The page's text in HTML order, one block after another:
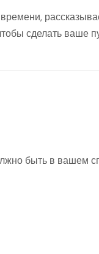
сделать ваше
быть в вашем